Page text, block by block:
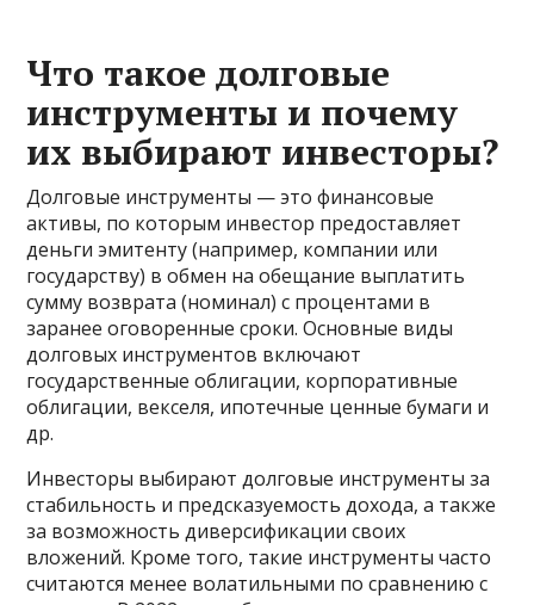
Что такое долговые
инструменты и почему
их выбирают инвесторы?
Долговые инструменты — это финансовые
активы, по которым инвестор предоставляет
деньги эмитенту (например, компании или
государству) в обмен на обещание выплатить
сумму возврата (номинал) с процентами в
заранее оговоренные сроки. Основные виды
долговых инструментов включают
государственные облигации, корпоративные
облигации, векселя, ипотечные ценные бумаги и
др.
Инвесторы выбирают долговые инструменты за
стабильность и предсказуемость дохода, а также
за возможность диверсификации своих
вложений. Кроме того, такие инструменты часто
считаются менее волатильными по сравнению с